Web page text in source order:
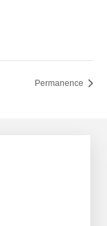
Permanence